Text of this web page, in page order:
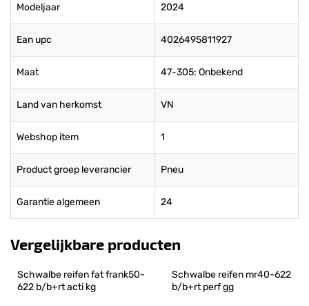
Modeljaar 2024
Ean upc 4026495811927
Maat 47-305: Onbekend
Land van herkomst VN
Webshop item 1
Product groep leverancier Pneu
Garantie algemeen 24
Vergelijkbare producten
Schwalbe reifen fat frank50-
622 b/b+rt acti kg
Schwalbe reifen mr40-622
b/b+rt perf gg